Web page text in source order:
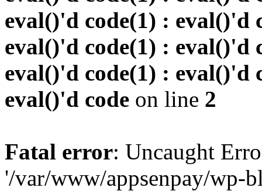
eval()'d code(1) : eval()'d
eval()'d code(1) : eval()'d
eval()'d code(1) : eval()'d
eval()'d code on line 2
Fatal error: Uncaught
'/var/www/appsenpay/wp-